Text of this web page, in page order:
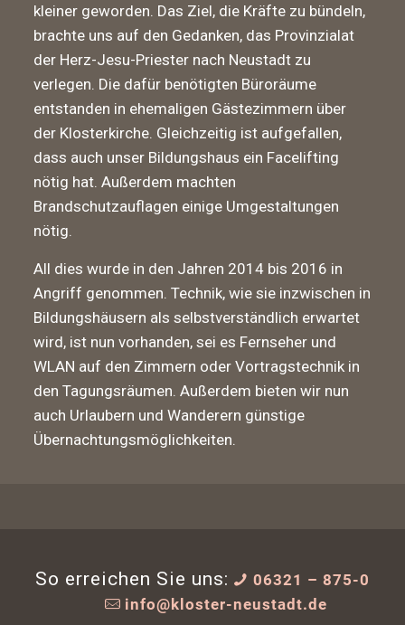
kleiner geworden. Das Ziel, die Kräfte zu bündeln,
brachte uns auf den Gedanken, das Provinzialat
der Herz-Jesu-Priester nach Neustadt zu
verlegen. Die dafür benötigten Büroräume
entstanden in ehemaligen Gästezimmern über
der Klosterkirche. Gleichzeitig ist aufgefallen,
dass auch unser Bildungshaus ein Facelifting
nötig hat. Außerdem machten
Brandschutzauflagen einige Umgestaltungen
nötig.
All dies wurde in den Jahren 2014 bis 2016 in
Angriff genommen. Technik, wie sie inzwischen in
Bildungshäusern als selbstverständlich erwartet
wird, ist nun vorhanden, sei es Fernseher und
WLAN auf den Zimmern oder Vortragstechnik in
den Tagungsräumen. Außerdem bieten wir nun
auch Urlaubern und Wanderern günstige
Übernachtungsmöglichkeiten.
So erreichen Sie uns:
06321 – 875-0
info@kloster-neustadt.de